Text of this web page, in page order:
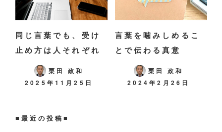
同じ言葉でも、受け
止め方は人それぞれ
栗田 政和
2025年11月25日
言葉を噛みしめるこ
とで伝わる真意
栗田 政和
2024年2月26日
■ 最近の投稿■